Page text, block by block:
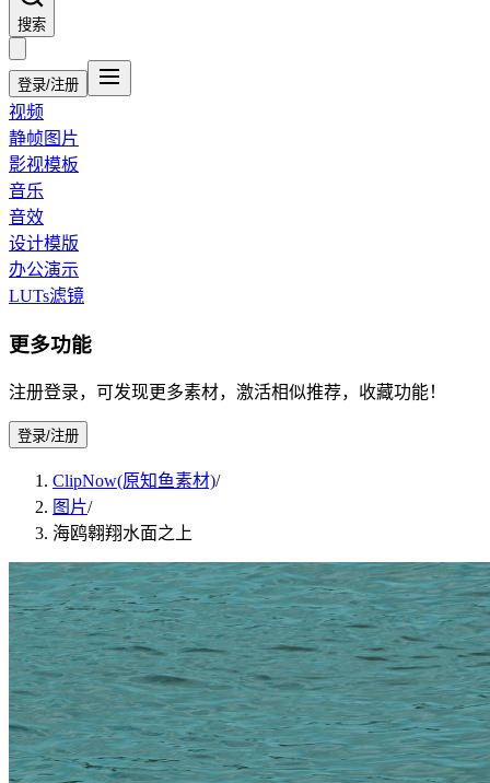
搜索
登录/注册
视频
静帧图片
影视模板
音乐
音效
设计模版
办公演示
LUTs滤镜
更多功能
注册登录，可发现更多素材，激活相似推荐，收藏功能！
登录/注册
ClipNow(原知鱼素材)/
图片/
海鸥翱翔水面之上